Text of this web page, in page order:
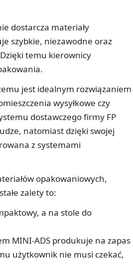
dostarcza materiały
szybkie, niezawodne oraz
temu kierownicy
jest idealnym rozwiązaniem
wysyłkowe czy
dostawczego firmy FP
natomiast dzięki swojej
z systemami
opakowaniowych,
zalety to:
a na stole do
MINI-ADS produkuje na zapas
użytkownik nie musi czekać,